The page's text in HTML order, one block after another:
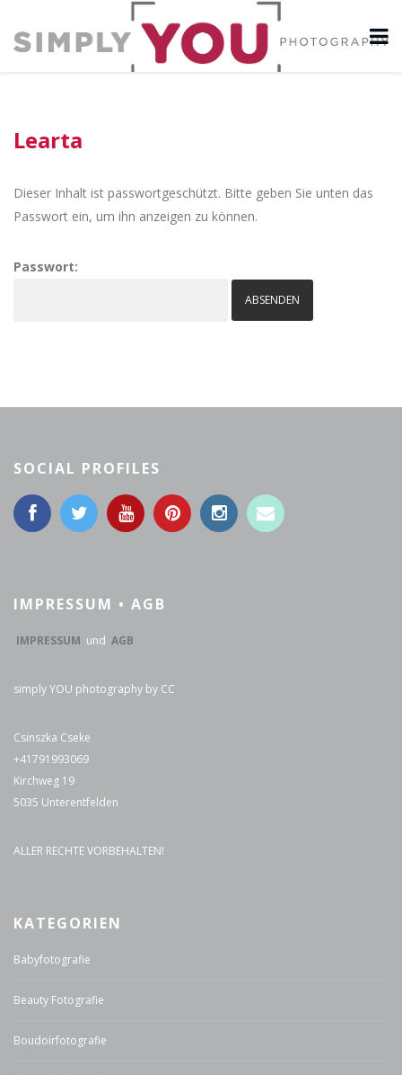
Learta
Dieser Inhalt ist passwortgeschützt. Bitte geben Sie unten das
Passwort ein, um ihn anzeigen zu können.
Passwort:
SOCIAL PROFILES
IMPRESSUM • AGB
IMPRESSUM und AGB
simply YOU photography by CC
Csinszka Cseke
+41791993069
Kirchweg 19
5035 Unterentfelden
ALLER RECHTE VORBEHALTEN!
KATEGORIEN
Babyfotografie
Beauty Fotografie
Boudoirfotografie